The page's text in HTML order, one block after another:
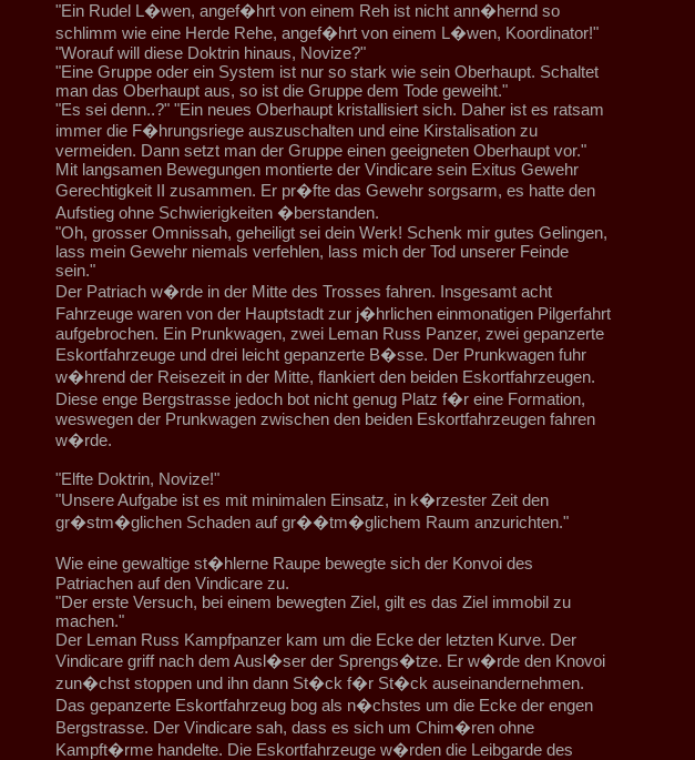
"Ein Rudel L�wen, angef�hrt von einem Reh ist nicht ann�hernd so
schlimm wie eine Herde Rehe, angef�hrt von einem L�wen, Koordinator!"
"Worauf will diese Doktrin hinaus, Novize?"
"Eine Gruppe oder ein System ist nur so stark wie sein Oberhaupt. Schaltet
man das Oberhaupt aus, so ist die Gruppe dem Tode geweiht."
"Es sei denn..?" "Ein neues Oberhaupt kristallisiert sich. Daher ist es ratsam
immer die F�hrungsriege auszuschalten und eine Kirstalisation zu
vermeiden. Dann setzt man der Gruppe einen geeigneten Oberhaupt vor."
Mit langsamen Bewegungen montierte der Vindicare sein Exitus Gewehr
Gerechtigkeit II zusammen. Er pr�fte das Gewehr sorgsarm, es hatte den
Aufstieg ohne Schwierigkeiten �berstanden.
"Oh, grosser Omnissah, geheiligt sei dein Werk! Schenk mir gutes Gelingen,
lass mein Gewehr niemals verfehlen, lass mich der Tod unserer Feinde
sein."
Der Patriach w�rde in der Mitte des Trosses fahren. Insgesamt acht
Fahrzeuge waren von der Hauptstadt zur j�hrlichen einmonatigen Pilgerfahrt
aufgebrochen. Ein Prunkwagen, zwei Leman Russ Panzer, zwei gepanzerte
Eskortfahrzeuge und drei leicht gepanzerte B�sse. Der Prunkwagen fuhr
w�hrend der Reisezeit in der Mitte, flankiert den beiden Eskortfahrzeugen.
Diese enge Bergstrasse jedoch bot nicht genug Platz f�r eine Formation,
weswegen der Prunkwagen zwischen den beiden Eskortfahrzeugen fahren
w�rde.
"Elfte Doktrin, Novize!"
"Unsere Aufgabe ist es mit minimalen Einsatz, in k�rzester Zeit den
gr�stm�glichen Schaden auf gr��tm�glichem Raum anzurichten."
Wie eine gewaltige st�hlerne Raupe bewegte sich der Konvoi des
Patriachen auf den Vindicare zu.
"Der erste Versuch, bei einem bewegten Ziel, gilt es das Ziel immobil zu
machen."
Der Leman Russ Kampfpanzer kam um die Ecke der letzten Kurve. Der
Vindicare griff nach dem Ausl�ser der Sprengs�tze. Er w�rde den Knovoi
zun�chst stoppen und ihn dann St�ck f�r St�ck auseinandernehmen.
Das gepanzerte Eskortfahrzeug bog als n�chstes um die Ecke der engen
Bergstrasse. Der Vindicare sah, dass es sich um Chim�ren ohne
Kampft�rme handelte. Die Eskortfahrzeuge w�rden die Leibgarde des